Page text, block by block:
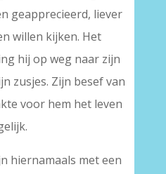
geapprecieerd, liever
willen kijken. Het
hij op weg naar zijn
zusjes. Zijn besef van
voor hem het leven
hiernamaals met een